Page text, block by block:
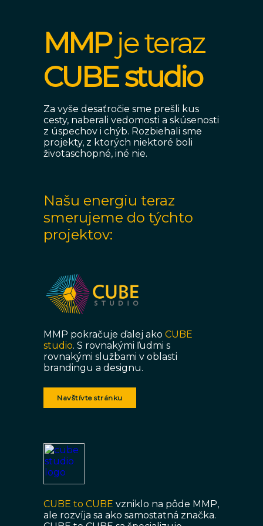
MMPje teraz
CUBE studio
Za vyše desaťročie sme prešli kus
cesty, naberali vedomosti a skúsenosti
z úspechov i chýb. Rozbiehali sme
projekty, z ktorých niektoré boli
životaschopné, iné nie.
Našu energiu teraz
smerujeme do týchto
projektov:
MMP pokračuje ďalej ako CUBE
studio. S rovnakými ľudmi s
rovnakými službami v oblasti
brandingu a designu.
Navštívte stránku
CUBE to CUBE vzniklo na pôde MMP,
ale rozvíja sa ako samostatná značka.